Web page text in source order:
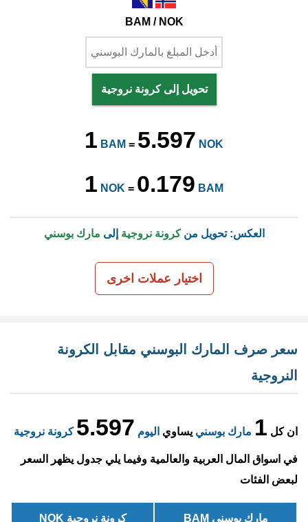
BAM / NOK
تحويل إلى كرونة نروجية
1 BAM = 5.597 NOK
1 NOK = 0.179 BAM
العكس: تحويل منكرونة نروجية إلى مارك بوسني
اختيار عملات اخرى
سعر صرف المارك البوسني مقابل الكرونة
النروجية
ان كل 1 مارك بوسني يساوي اليوم 5.597 كرونة نروجية
في اسواق المال العربية والعالمية وفيما يلي جدول يظهر السعر
لبعض الفئات
مارك بوسني BAM كرونة نروجية NOK